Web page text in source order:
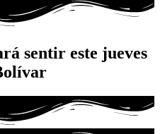
sentir este jueves